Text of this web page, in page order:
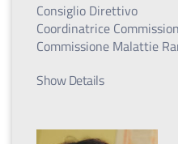
Consiglio Direttivo
Coordinatrice
Commissione Malattie
Show Details